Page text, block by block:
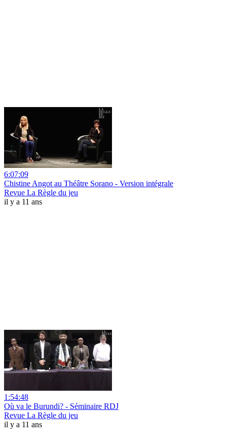
6:07:09
Chistine Angot au Théâtre Sorano - Version intégrale
Revue La Règle du jeu
il y a 11 ans
1:54:48
Où va le Burundi? - Séminaire RDJ
Revue La Règle du jeu
il y a 11 ans